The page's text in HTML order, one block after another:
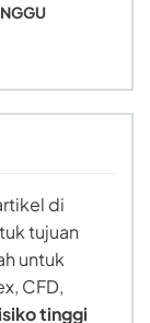
di
tujuan
untuk
CFD,
tinggi